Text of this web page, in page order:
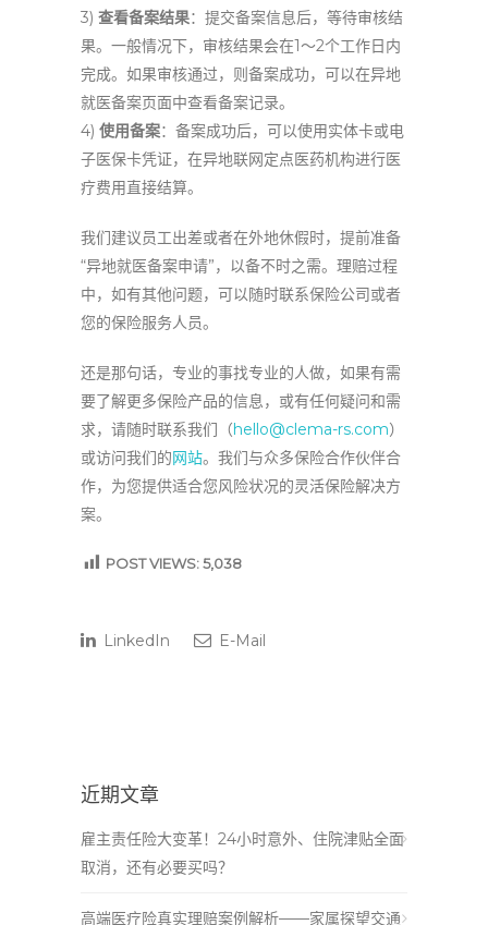
3) 查看备案结果：提交备案信息后，等待审核结
果。一般情况下，审核结果会在1～2个工作日内
完成。如果审核通过，则备案成功，可以在异地
就医备案页面中查看备案记录。‌
4) 使用备案：备案成功后，可以使用‌实体卡或‌电
子医保卡凭证，在异地联网定点医药机构进行医
疗费用直接结算。
我们建议员工出差或者在外地休假时，提前准备
“异地就医备案申请”，以备不时之需。理赔过程
中，如有其他问题，可以随时联系保险公司或者
您的保险服务人员。
还是那句话，专业的事找专业的人做，如果有需
要了解更多保险产品的信息，或有任何疑问和需
求，请随时联系我们（hello@clema-rs.com）
或访问我们的网站。我们与众多保险合作伙伴合
作，为您提供适合您风险状况的灵活保险解决方
案。
POST VIEWS:5,038
LinkedIn E-Mail
近期文章
雇主责任险大变革！24小时意外、住院津贴全面
取消，还有必要买吗？
高端医疗险真实理赔案例解析——家属探望交通